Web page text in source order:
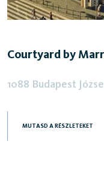
Courtyard by
1088 Budapest
MUTASD A RÉSZLETEKET